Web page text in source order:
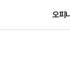
오피